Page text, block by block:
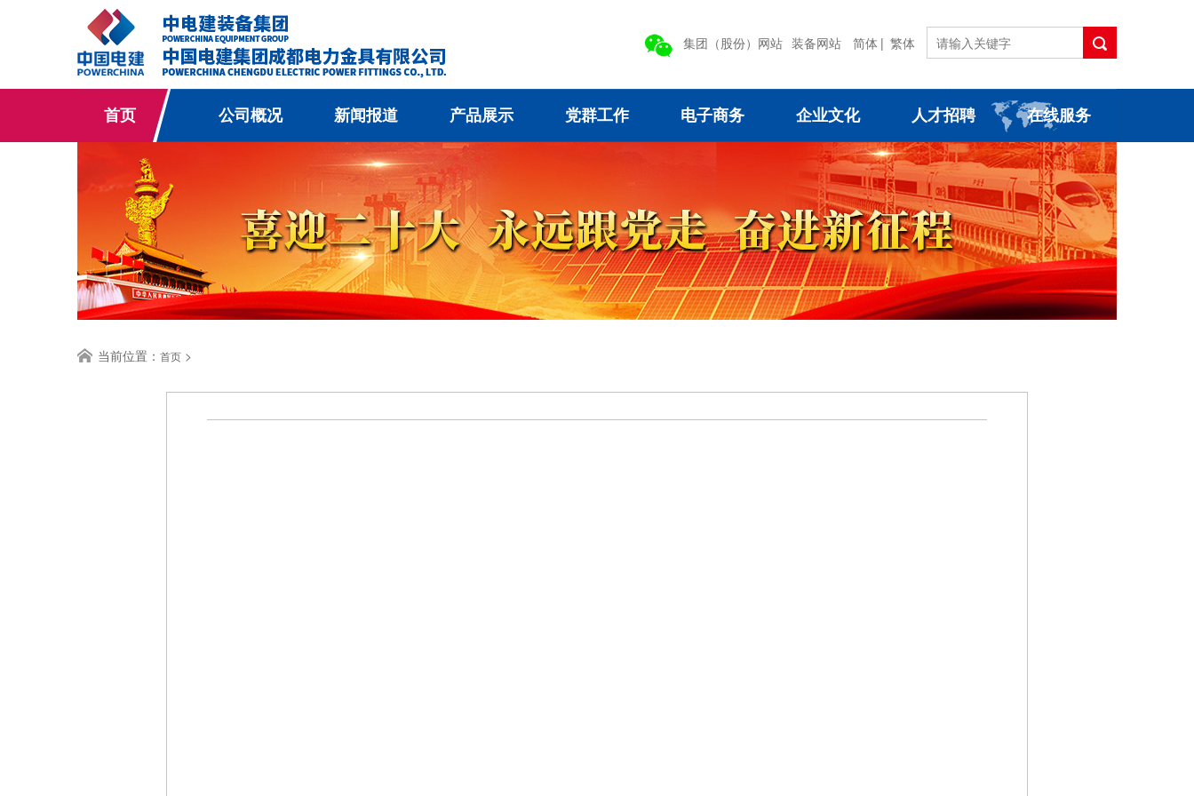
简体 | 繁体
装备网站
集团（股份）网站
首页 公司概况 新闻报道 产品展示 党群工作 电子商务 企业文化 人才招聘 在线服务
当前位置： 首页 >